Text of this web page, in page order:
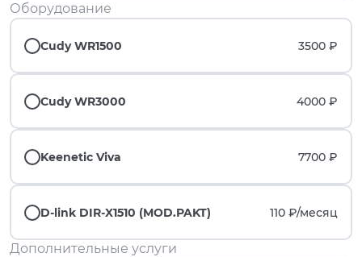
Оборудование
Cudy WR1500 3500 ₽
Cudy WR3000 4000 ₽
Keenetic Viva 7700 ₽
D-link DIR-X1510 (MOD.PAKT) 110 ₽/месяц
Дополнительные услуги